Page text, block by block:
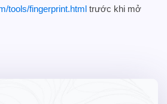
tools/fingerprint.html trước khi mở